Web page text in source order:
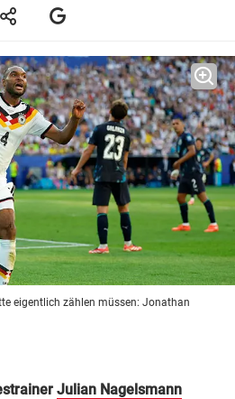
eigentlich zählen müssen: Jonathan
Julian Nagelsmann